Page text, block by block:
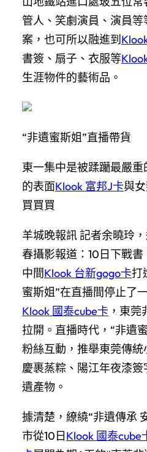
管人、笑劇演員、演員
案，也可所以融進到
書簽、扇子、衣服等
生涯物件的藝術品。
“非遺蜜斯姐”直播帶貨
東一集中是被蹂躪最嚴
的表面Klook 富邦J卡與
買買買
羊城晚報訊 記者余曉玲
春攝影報道：10日下戰
中間Klook 台新gogo卡打
蜜斯姐”在直播間停止了
Klook 國泰cube卡 ，東
拉開。直播時代，“非遺
粉絲互動，推舉東莞傳
慶裹蒸粽、陽江年夜漆
遺產物。
據清楚，繚繞“非遺傳承
市從10日Klook 國泰cube